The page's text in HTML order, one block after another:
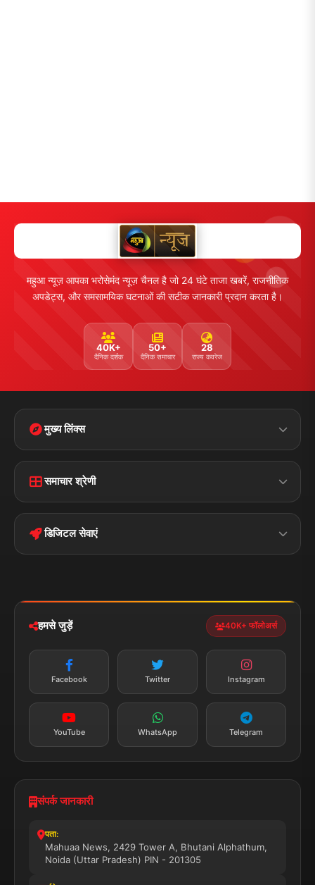
महुआ न्यूज़ आपका भरोसेमंद न्यूज़ चैनल है जो 24 घंटे ताजा खबरें, राजनीतिक
अपडेट्स, और समसामयिक घटनाओं की सटीक जानकारी प्रदान करता है।
40K+
दैनिक दर्शक
50+
दैनिक समाचार
28
राज्य कवरेज
मुख्य लिंक्स
Disclaimer
Terms &
Privacy Policy
समाचार श्रेणी
पॉलिटिकल झारखण्ड
डिजिटल सेवाएं
न्यूज़ अलर्ट
सब्सक्राइब करें
हमसे जुड़ें 40K+ फॉलोअर्स
Facebook Twitter Instagram
YouTube WhatsApp Telegram
संपर्क जानकारी
पता:
Mahuaa News, 2429 Tower A, Bhutani Alphathum,
Noida (Uttar Pradesh) PIN - 201305